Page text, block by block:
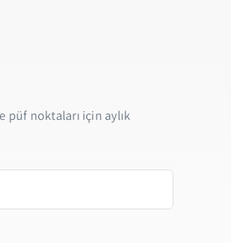
püf noktaları için aylık